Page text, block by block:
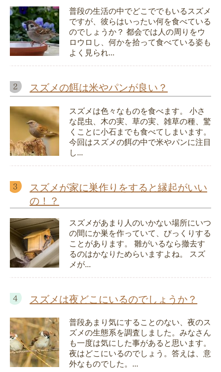
普段の生活の中でどこででもいるスズメ
ですが、彼らはいったい何を食べている
のでしょうか？ 都会では人の周りをウ
ロウロし、何かを拾って食べている姿も
よく見られ...
スズメの餌は米やパンが良い？
スズメは色々なものを食べます。 小さ
な昆虫、木の実、草の実、雑草の種、驚
くことに小石までも食べてしまいます。
今回はスズメの餌の中で米やパンに注目
し...
スズメが家に巣作りをすると縁起がいい
の！？
スズメがあまり人のいかない場所にいつ
の間にか巣を作っていて、びっくりする
ことがあります。 雛がいるなら撤去す
るのはかなりためらいますよね。 スズ
メが...
スズメは夜どこにいるのでしょうか？
普段あまり気にすることのない、夜のス
ズメの生態系を調査しました。みなさん
も一度は気にした事があると思います。
夜はどこにいるのでしょう。答えは、意
外なものでした。...